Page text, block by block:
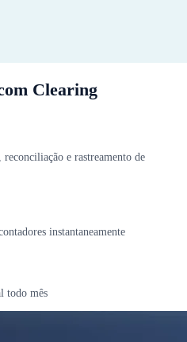
Clearing
e rastreamento de
instantaneamente
todo mês